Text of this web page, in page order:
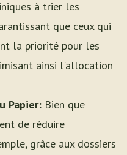
à trier les
que ceux qui
la priorité pour les
ainsi l'allocation
Papier: Bien que
de réduire
grâce aux dossiers